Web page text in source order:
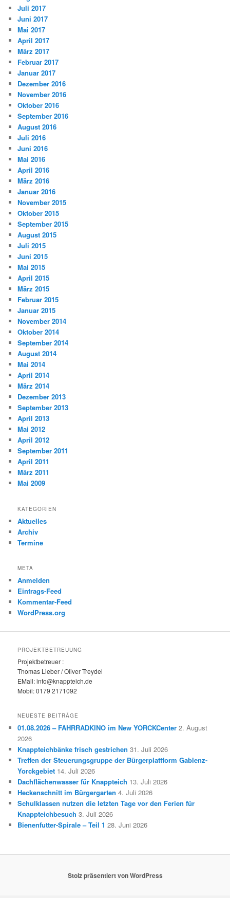
Juli 2017
Juni 2017
Mai 2017
April 2017
März 2017
Februar 2017
Januar 2017
Dezember 2016
November 2016
Oktober 2016
September 2016
August 2016
Juli 2016
Juni 2016
Mai 2016
April 2016
März 2016
Januar 2016
November 2015
Oktober 2015
September 2015
August 2015
Juli 2015
Juni 2015
Mai 2015
April 2015
März 2015
Februar 2015
Januar 2015
November 2014
Oktober 2014
September 2014
August 2014
Mai 2014
April 2014
März 2014
Dezember 2013
September 2013
April 2013
Mai 2012
April 2012
September 2011
April 2011
März 2011
Mai 2009
KATEGORIEN
Aktuelles
Archiv
Termine
META
Anmelden
Eintrags-Feed
Kommentar-Feed
WordPress.org
PROJEKTBETREUUNG
Projektbetreuer :
Thomas Lieber / Oliver Treydel
EMail: info@knappteich.de
Mobil: 0179 2171092
NEUESTE BEITRÄGE
01.08.2026 – FAHRRADKINO im New YORCKCenter 2. August
2026
Knappteichbänke frisch gestrichen 31. Juli 2026
Treffen der Steuerungsgruppe der Bürgerplattform Gablenz-
Yorckgebiet 14. Juli 2026
Dachflächenwasser für Knappteich 13. Juli 2026
Heckenschnitt im Bürgergarten 4. Juli 2026
Schulklassen nutzen die letzten Tage vor den Ferien für
Knappteichbesuch 3. Juli 2026
Bienenfutter-Spirale – Teil 1 28. Juni 2026
Stolz präsentiert von WordPress